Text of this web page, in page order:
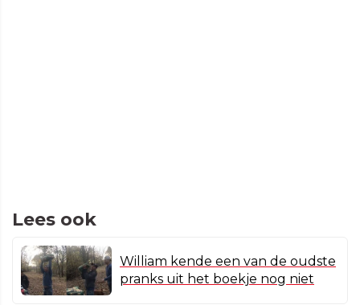
Lees ook
William kende een van de oudste
pranks uit het boekje nog niet